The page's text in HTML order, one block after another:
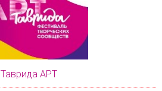
Таврида АРТ